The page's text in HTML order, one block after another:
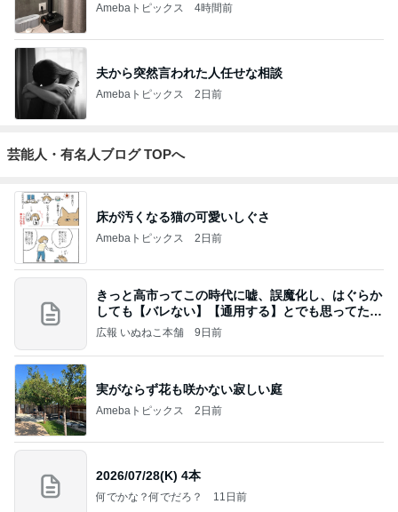
Amebaトピックス 4時間前
夫から突然言われた人任せな相談
Amebaトピックス 2日前
芸能人・有名人ブログ TOPへ
床が汚くなる猫の可愛いしぐさ
Amebaトピックス 2日前
きっと高市ってこの時代に嘘、誤魔化し、はぐらか
しても【バレない】【通用する】とでも思ってたん
だろ
広報 いぬねこ本舗 9日前
実がならず花も咲かない寂しい庭
Amebaトピックス 2日前
2026/07/28(K) 4本
何でかな？何でだろ？ 11日前